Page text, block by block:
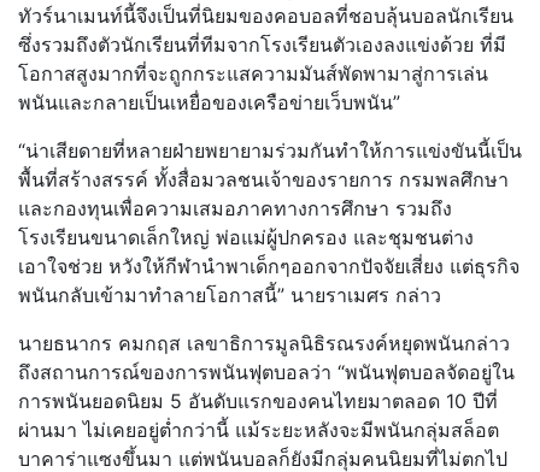
ทัวร์นาเมนท์นี้จึงเป็นที่นิยมของคอบอลที่ชอบลุ้นบอลนักเรียน
ซึ่งรวมถึงตัวนักเรียนที่ทีมจากโรงเรียนตัวเองลงแข่งด้วย ที่มี
โอกาสสูงมากที่จะถูกกระแสความมันส์พัดพามาสู่การเล่น
พนันและกลายเป็นเหยื่อของเครือข่ายเว็บพนัน”
“น่าเสียดายที่หลายฝ่ายพยายามร่วมกันทำให้การแข่งขันนี้เป็น
พื้นที่สร้างสรรค์ ทั้งสื่อมวลชนเจ้าของรายการ กรมพลศึกษา
และกองทุนเพื่อความเสมอภาคทางการศึกษา รวมถึง
โรงเรียนขนาดเล็กใหญ่ พ่อแม่ผู้ปกครอง และชุมชนต่าง
เอาใจช่วย หวังให้กีฬานำพาเด็กๆออกจากปัจจัยเสี่ยง แต่ธุรกิจ
พนันกลับเข้ามาทำลายโอกาสนี้” นายราเมศร กล่าว
นายธนากร คมกฤส เลขาธิการมูลนิธิรณรงค์หยุดพนันกล่าว
ถึงสถานการณ์ของการพนันฟุตบอลว่า “พนันฟุตบอลจัดอยู่ใน
การพนันยอดนิยม 5 อันดับแรกของคนไทยมาตลอด 10 ปีที่
ผ่านมา ไม่เคยอยู่ต่ำกว่านี้ แม้ระยะหลังจะมีพนันกลุ่มสล็อต
บาคาร่าแซงขึ้นมา แต่พนันบอลก็ยังมีกลุ่มคนนิยมที่ไม่ตกไป